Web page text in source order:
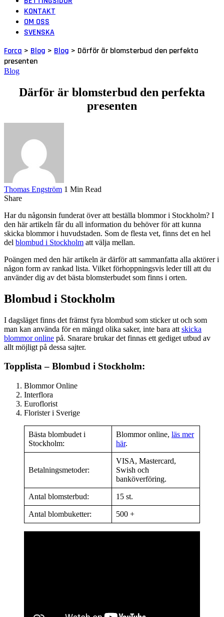
KONTAKT
OM OSS
SVENSKA
Forca > Blog > Blog > Därför är blomsterbud den perfekta
presenten
Blog
Därför är blomsterbud den perfekta
presenten
Thomas Engström 1 Min Read
Share
Har du någonsin funderat över att beställa blommor i Stockholm? I
den här artikeln får du all information du behöver för att kunna
skicka blommor i huvudstaden. Som de flesta vet, finns det en hel
del blombud i Stockholm att välja mellan.
Poängen med den här artikeln är därför att sammanfatta alla aktörer i
någon form av rankad lista. Vilket förhoppningsvis leder till att du
använder dig av det bästa blomsterbudet som finns i orten.
Blombud i Stockholm
I dagsläget finns det främst fyra blombud som sticker ut och som
man kan använda för en mängd olika saker, inte bara att skicka
blommor online på. Snarare brukar det finnas ett gediget utbud av
allt möjligt på dessa sajter.
Topplista – Blombud i Stockholm:
Blommor Online
Interflora
Euroflorist
Florister i Sverige
Bästa blombudet i
Stockholm:
Blommor online, läs mer
här.
Betalningsmetoder:
VISA, Mastercard,
Swish och
banköverföring.
Antal blomsterbud: 15 st.
Antal blombuketter: 500 +